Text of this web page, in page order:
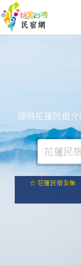
提供花蓮民宿
☆ 花蓮民宿全集